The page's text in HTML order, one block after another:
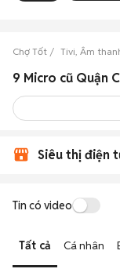
Chợ Tốt Tivi, Âm
9 Micro cũ Quận
Siêu thị điện
Tin có video
Tất cả Cá nhân